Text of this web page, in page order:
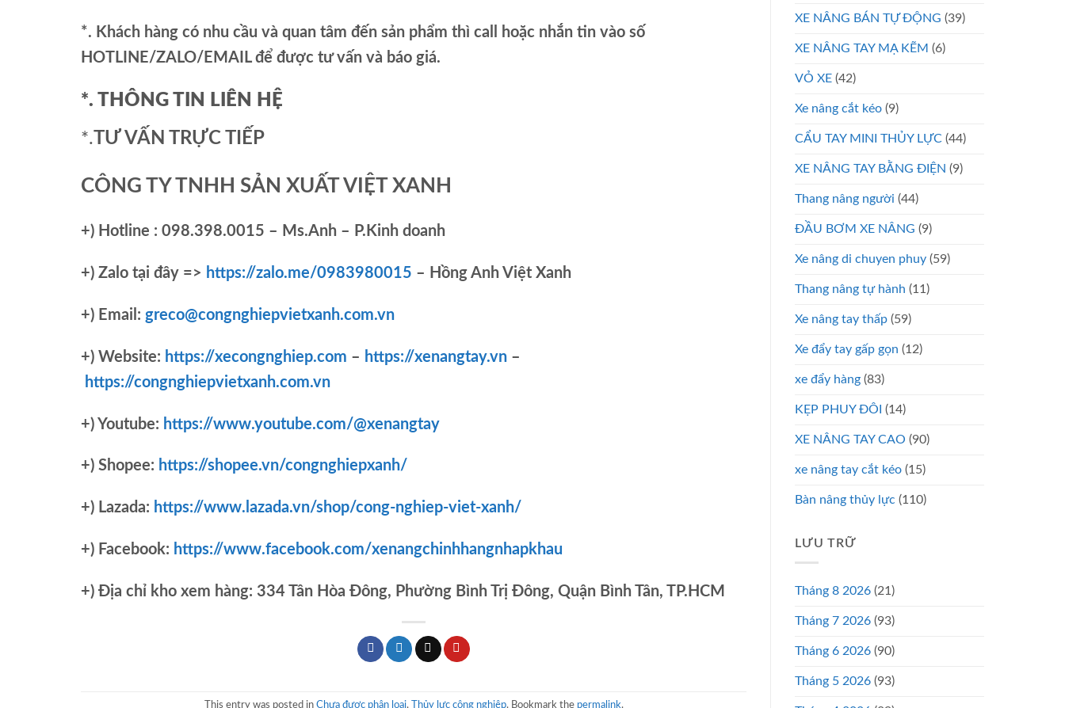
*. Khách hàng có nhu cầu và quan tâm đến sản phẩm thì call hoặc nhắn tin vào số
HOTLINE/ZALO/EMAIL để được tư vấn và báo giá.
*. THÔNG TIN LIÊN HỆ
*.TƯ VẤN TRỰC TIẾP
CÔNG TY TNHH SẢN XUẤT VIỆT XANH
+) Hotline : 098.398.0015 – Ms.Anh – P.Kinh doanh
+) Zalo tại đây => https://zalo.me/0983980015 – Hồng Anh Việt Xanh
+) Email: greco@congnghiepvietxanh.com.vn
+) Website: https://xecongnghiep.com – https://xenangtay.vn –
https://congnghiepvietxanh.com.vn
+) Youtube: https://www.youtube.com/@xenangtay
+) Shopee: https://shopee.vn/congnghiepxanh/
+) Lazada: https://www.lazada.vn/shop/cong-nghiep-viet-xanh/
+) Facebook: https://www.facebook.com/xenangchinhhangnhapkhau
+) Địa chỉ kho xem hàng: 334 Tân Hòa Đông, Phường Bình Trị Đông, Quận Bình Tân, TP.HCM
This entry was posted in Chưa được phân loại, Thủy lực công nghiệp. Bookmark the permalink.
XE NÂNG BÁN TỰ ĐỘNG (39)
XE NÂNG TAY MẠ KẼM (6)
VỎ XE (42)
Xe nâng cắt kéo (9)
CẨU TAY MINI THỦY LỰC (44)
XE NÂNG TAY BẰNG ĐIỆN (9)
Thang nâng người (44)
ĐẦU BƠM XE NÂNG (9)
Xe nâng di chuyen phuy (59)
Thang nâng tự hành (11)
Xe nâng tay thấp (59)
Xe đẩy tay gấp gọn (12)
xe đẩy hàng (83)
KẸP PHUY ĐÔI (14)
XE NÂNG TAY CAO (90)
xe nâng tay cắt kéo (15)
Bàn nâng thủy lực (110)
LƯU TRỮ
Tháng 8 2026 (21)
Tháng 7 2026 (93)
Tháng 6 2026 (90)
Tháng 5 2026 (93)